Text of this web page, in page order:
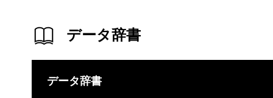
データ辞書
データ辞書